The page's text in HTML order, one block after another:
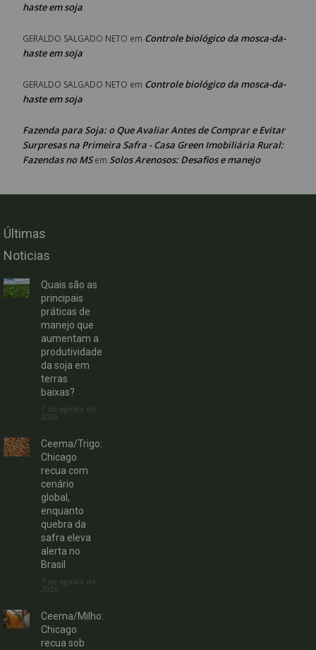
haste em soja
GERALDO SALGADO NETO em Controle biológico da mosca-da-
haste em soja
GERALDO SALGADO NETO em Controle biológico da mosca-da-
haste em soja
Fazenda para Soja: o Que Avaliar Antes de Comprar e Evitar
Surpresas na Primeira Safra - Casa Green Imobiliária Rural:
Fazendas no MSem Solos Arenosos: Desafios e manejo
Últimas
Noticias
Quais são as
principais
práticas de
manejo que
aumentam a
produtividade
da soja em
terras
baixas?
7 de agosto de
2026
Ceema/Trigo:
Chicago
recua com
cenário
global,
enquanto
quebra da
safra eleva
alerta no
Brasil
7 de agosto de
2026
Ceema/Milho:
Chicago
recua sob